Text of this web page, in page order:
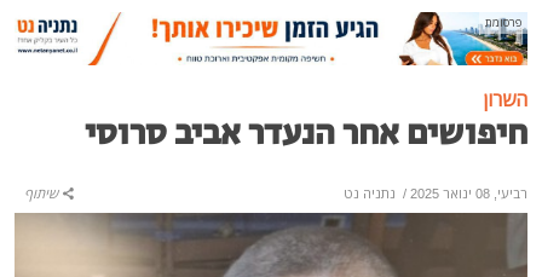
פרסומת
השרון
חיפושים אחר הנעדר אביב סרוסי
רביעי, 08 ינואר 2025 / נתניה נט שיתוף